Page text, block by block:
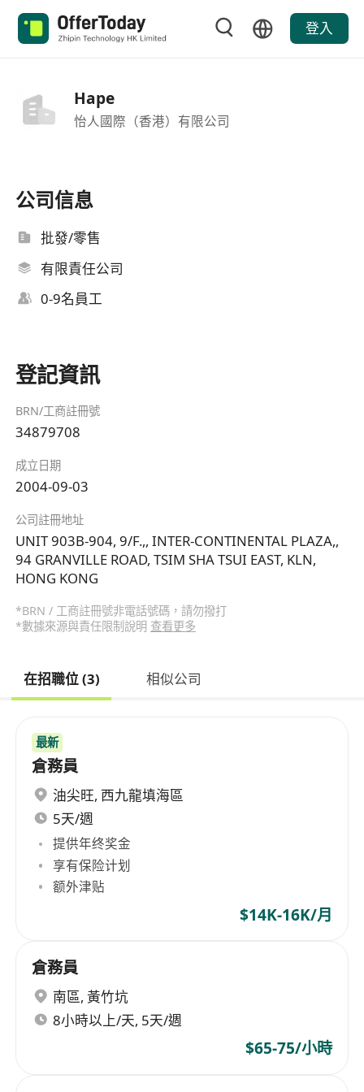
登入
Hape
怡人國際（香港）有限公司
公司信息
批發/零售
有限責任公司
0-9名員工
登記資訊
BRN/工商註冊號
34879708
成立日期
2004-09-03
公司註冊地址
UNIT 903B-904, 9/F.,, INTER-CONTINENTAL PLAZA,,
94 GRANVILLE ROAD, TSIM SHA TSUI EAST, KLN,
HONG KONG
*BRN / 工商註冊號非電話號碼，請勿撥打
*數據來源與責任限制說明 查看更多
在招職位 (3) 相似公司
最新
倉務員
油尖旺, 西九龍填海區
5天/週
提供年终奖金
享有保险计划
额外津贴
$14K-16K/月
倉務員
南區, 黃竹坑
8小時以上/天, 5天/週
$65-75/小時